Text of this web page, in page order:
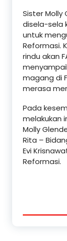
Sister
disela-sela
untuk
Reformasi.
rindu akan
magang di
merasa
Pada
melakukan
Molly
Rita –
Evi
Reformasi.